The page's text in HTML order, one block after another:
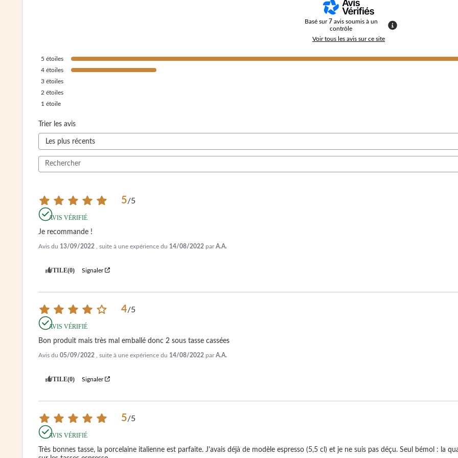
Basé sur 7 avis soumis à un
contrôle
Voir tous les avis sur ce site
5 étoiles
4 étoiles
3 étoiles
2 étoiles
1 étoile
Trier les avis
5/5
AVIS VÉRIFIÉ
Je recommande !
Avis du 13/09/2022 , suite à une expérience du 14/08/2022 parA.A.
UTILE(0) Signaler
4/5
AVIS VÉRIFIÉ
Bon produit mais très mal emballé donc 2 sous tasse cassées
Avis du 05/09/2022 , suite à une expérience du 14/08/2022 parA.A.
UTILE(0) Signaler
5/5
AVIS VÉRIFIÉ
Très bonnes tasse, la porcelaine italienne est parfaite. J'avais déjà de modèle espresso (5,5 cl) et je ne suis pas déçu. Seul bémol : la